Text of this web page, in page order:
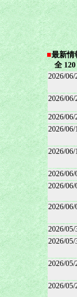
■最新
全 120
2026/06/
2026/06/
2026/06/
2026/06/
2026/06/
2026/06/
2026/06/
2026/06/
2026/05/
2026/05/
2026/05/
2026/05/